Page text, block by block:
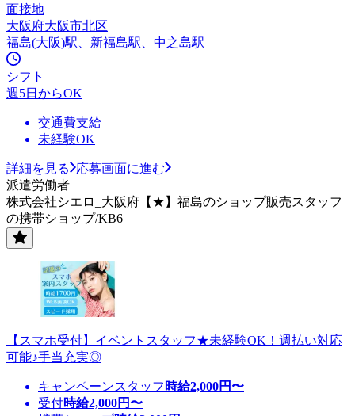
面接地
大阪府大阪市北区
福島(大阪)駅、新福島駅、中之島駅
シフト
週5日からOK
交通費支給
未経験OK
詳細を見る
応募画面に進む
派遣労働者
株式会社シエロ_大阪府【★】福島のショップ販売スタッフ
の携帯ショップ/KB6
【スマホ受付】イベントスタッフ★未経験OK！週払い対応
可能♪手当充実◎
キャンペーンスタッフ 時給2,000円〜
受付時給2,000円〜